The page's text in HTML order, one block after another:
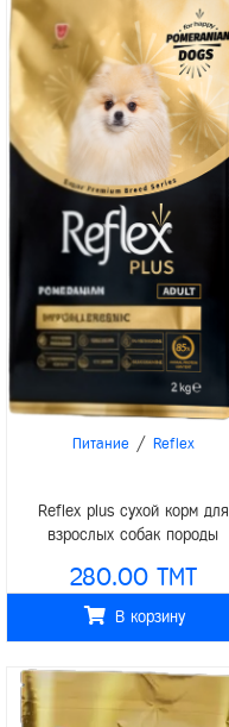
Питание / Reflex
Reflex plus сухой корм для
взрослых собак породы
280.00 TMT
В корзину